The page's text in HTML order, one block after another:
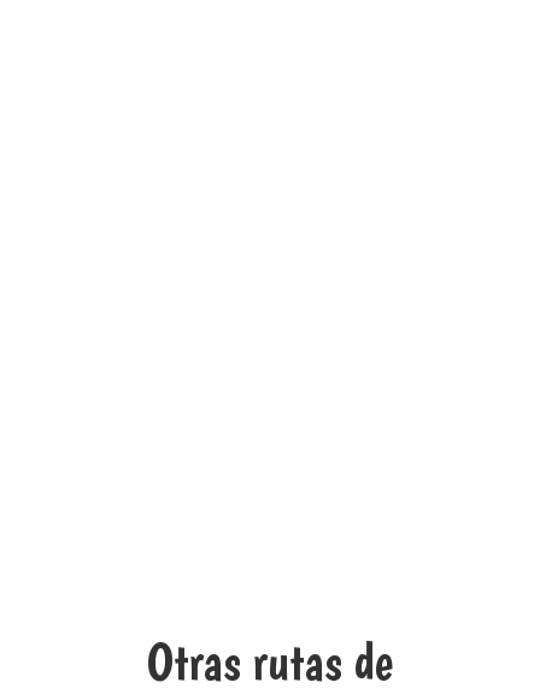
Otras rutas de